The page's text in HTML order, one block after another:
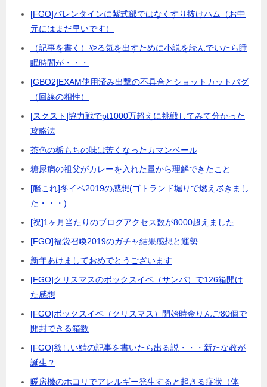
[FGO]バレンタインに紫式部ではなくすり抜けハム（お中
元にはまだ早いです）
（記事を書く）やる気を出すために小説を読んでいたら睡
眠時間が・・・
[GBO2]EXAM使用済み出撃の不具合とショットカットバグ
（回線の相性）
[スクスト]協力戦でpt1000万超えに挑戦してみて分かった
攻略法
茶色の栃もちの味は苦くなったカマンベール
糖尿病の祖父がカレーを入れた量から理解できたこと
[艦これ]冬イベ2019の感想(ゴトランド堀りで燃え尽きまし
た・・・)
[祝]1ヶ月当たりのブログアクセス数が8000超えました
[FGO]福袋召喚2019のガチャ結果感想と運勢
新年あけましておめでとうございます
[FGO]クリスマスのボックスイベ（サンバ）で126箱開け
た感想
[FGO]ボックスイベ（クリスマス）開始時金りんご80個で
開封できる箱数
[FGO]欲しい鯖の記事を書いたら出る説・・・新たな教が
誕生？
暖房機のホコリでアレルギー発生すると起きる症状（体